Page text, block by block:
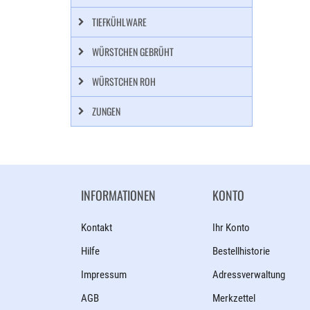
TIEFKÜHLWARE
WÜRSTCHEN GEBRÜHT
WÜRSTCHEN ROH
ZUNGEN
INFORMATIONEN
Kontakt
Hilfe
Impressum
AGB
KONTO
Ihr Konto
Bestellhistorie
Adressverwaltung
Merkzettel